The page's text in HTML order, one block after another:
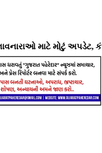
માટે મોટું અપડેટ, કંપની